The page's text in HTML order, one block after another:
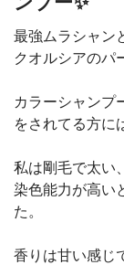
最強ムラシャン
クオルシアのパ
カラーシャンプ
をされてる方に
私は剛毛で太い
染色能力が高い
た。
香りは甘い感じ